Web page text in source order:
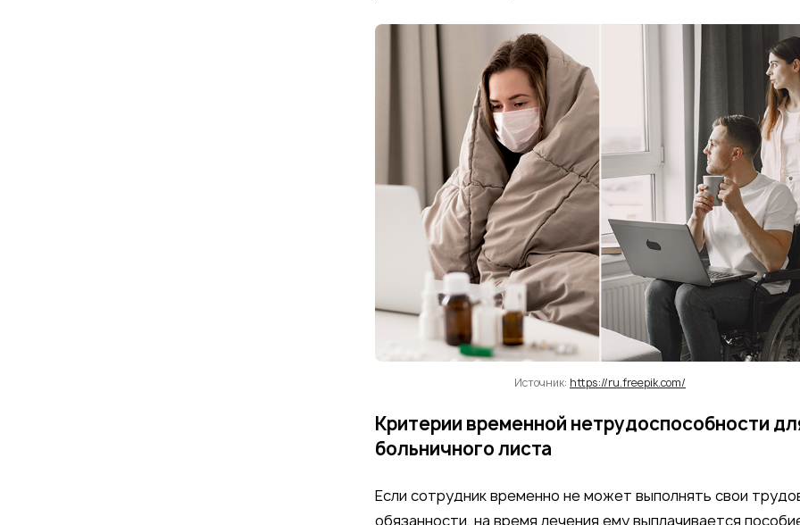
Источник: https://ru.freepik.com/
Критерии временной нетрудоспособности
больничного листа
Если сотрудник временно не может выполнять свои
обязанности, на время лечения ему выплачивается